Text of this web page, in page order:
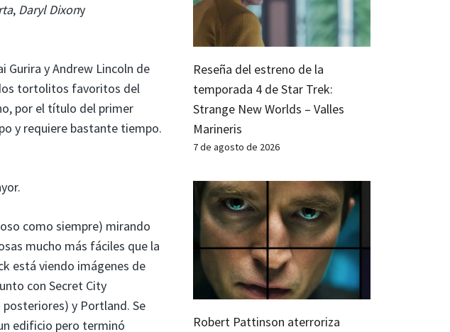
, Daryl Dixony
Gurira y Andrew Lincoln de
tortolitos favoritos del
por el título del primer
y requiere bastante tiempo.
como siempre) mirando
mucho más fáciles que la
está viendo imágenes de
con Secret City
y Portland. Se
edificio pero terminó
Reseña del estreno de la
temporada 4 de Star Trek:
Strange New Worlds – Valles
Marineris
7 de agosto de 2026
Robert Pattinson aterroriza